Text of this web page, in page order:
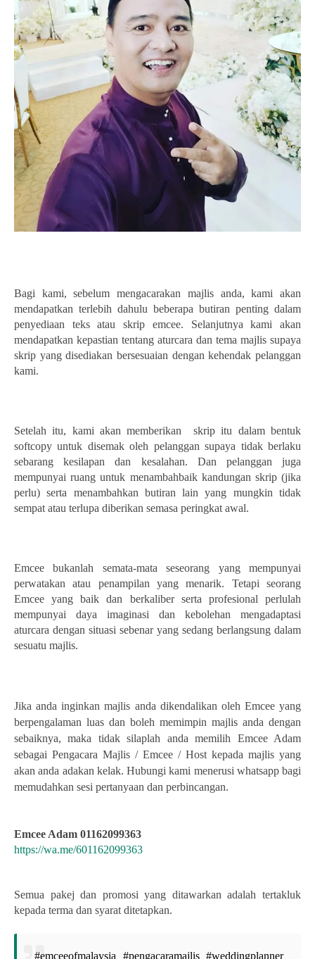
Bagi kami, sebelum mengacarakan majlis anda, kami akan
mendapatkan terlebih dahulu beberapa butiran penting dalam
penyediaan teks atau skrip emcee. Selanjutnya kami akan
mendapatkan kepastian tentang aturcara dan tema majlis supaya
skrip yang disediakan bersesuaian dengan kehendak pelanggan
kami.
Setelah itu, kami akan memberikan skrip itu dalam bentuk
softcopy untuk disemak oleh pelanggan supaya tidak berlaku
sebarang kesilapan dan kesalahan. Dan pelanggan juga
mempunyai ruang untuk menambahbaik kandungan skrip (jika
perlu) serta menambahkan butiran lain yang mungkin tidak
sempat atau terlupa diberikan semasa peringkat awal.
Emcee bukanlah semata-mata seseorang yang mempunyai
perwatakan atau penampilan yang menarik. Tetapi seorang
Emcee yang baik dan berkaliber serta profesional perlulah
mempunyai daya imaginasi dan kebolehan mengadaptasi
aturcara dengan situasi sebenar yang sedang berlangsung dalam
sesuatu majlis.
Jika anda inginkan majlis anda dikendalikan oleh Emcee yang
berpengalaman luas dan boleh memimpin majlis anda dengan
sebaiknya, maka tidak silaplah anda memilih Emcee Adam
sebagai Pengacara Majlis / Emcee / Host kepada majlis yang
akan anda adakan kelak. Hubungi kami menerusi whatsapp bagi
memudahkan sesi pertanyaan dan perbincangan.
Emcee Adam 01162099363
https://wa.me/601162099363
Semua pakej dan promosi yang ditawarkan adalah tertakluk
kepada terma dan syarat ditetapkan.
#emceeofmalaysia #pengacaramajlis #weddingplanner